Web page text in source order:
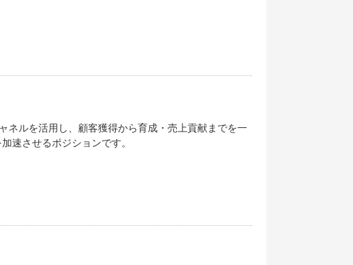
ネルを活用し、顧客獲得から育成・売上貢献までを一
速させるポジションです。